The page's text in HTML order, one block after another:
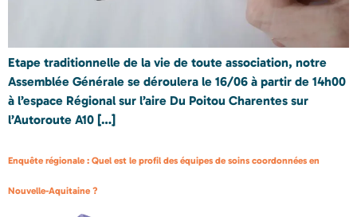
Etape traditionnelle de la vie de toute association, notre
Assemblée Générale se déroulera le 16/06 à partir de 14h00
à l’espace Régional sur l’aire Du Poitou Charentes sur
l’Autoroute A10 […]
Enquête régionale : Quel est le profil des équipes de soins coordonnées en
Nouvelle-Aquitaine ?